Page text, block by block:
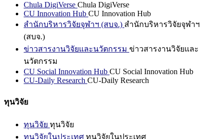
Chula DigiVerse Chula DigiVerse
CU Innovation Hub CU Innovation Hub
สำนักบริหารวิจัยจุฬาฯ (สบจ.) สำนักบริหารวิจัยจุฬาฯ
(สบจ.)
ข่าวสารงานวิจัยและนวัตกรรม ข่าวสารงานวิจัยและ
นวัตกรรม
CU Social Innovation Hub CU Social Innovation Hub
CU-Daily Research CU-Daily Research
ทุนวิจัย
ทุนวิจัย ทุนวิจัย
ทุนวิจัยในประเทศ ทุนวิจัยในประเทศ